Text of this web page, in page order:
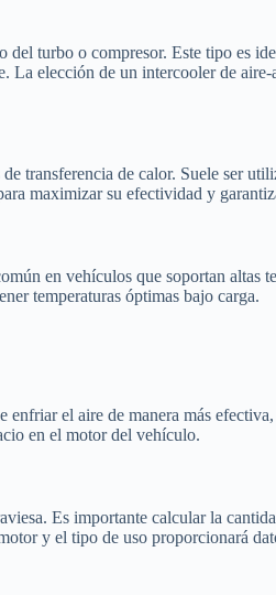
turbo o compresor. Este tipo es
elección de un intercooler de
transferencia de calor. Suele ser
maximizar su efectividad y
en vehículos que soportan altas
temperaturas óptimas bajo carga.
el aire de manera más
en el motor del vehículo.
Es importante calcular la
y el tipo de uso proporcionará